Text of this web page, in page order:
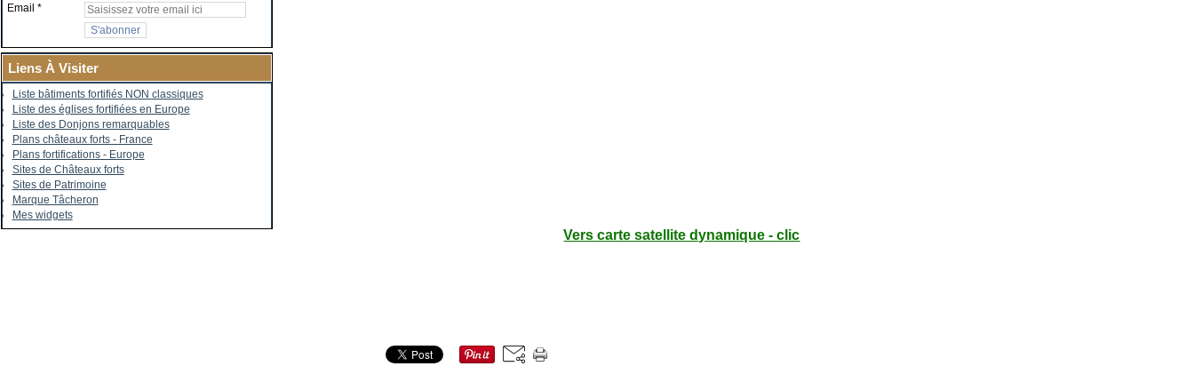
Email
Liens À Visiter
Liste bâtiments fortifiés NON classiques
Liste des églises fortifiées en Europe
Liste des Donjons remarquables
Plans châteaux forts - France
Plans fortifications - Europe
Sites de Châteaux forts
Sites de Patrimoine
Marque Tâcheron
Mes widgets
Vers carte satellite dynamique - clic